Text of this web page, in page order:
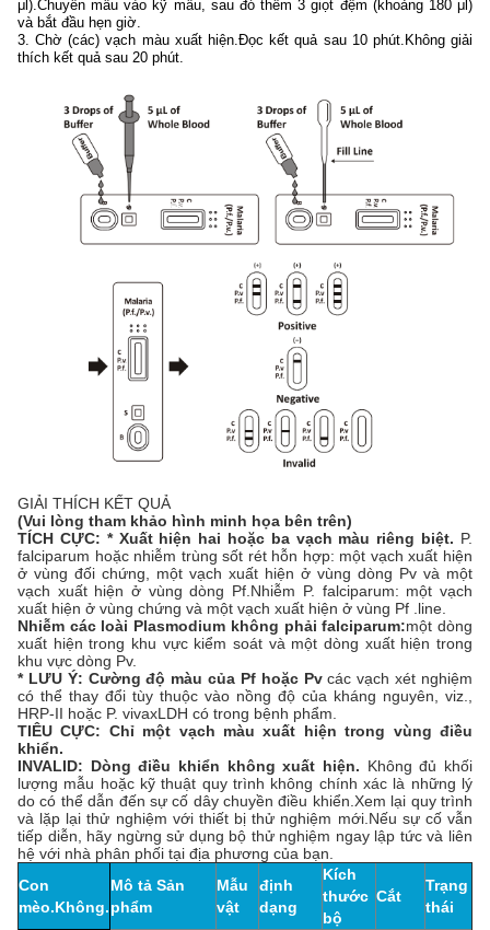
μl).Chuyển mẫu vào kỹ mẫu, sau đó thêm 3 giọt đệm (khoảng 180 μl)
và bắt đầu hẹn giờ.
3. Chờ (các) vạch màu xuất hiện.Đọc kết quả sau 10 phút.Không giải
thích kết quả sau 20 phút.
GIẢI THÍCH KẾT QUẢ
(Vui lòng tham khảo hình minh họa bên trên)
TÍCH CỰC: * Xuất hiện hai hoặc ba vạch màu riêng biệt. P.
falciparum hoặc nhiễm trùng sốt rét hỗn hợp: một vạch xuất hiện
ở vùng đối chứng, một vạch xuất hiện ở vùng dòng Pv và một
vạch xuất hiện ở vùng dòng Pf.Nhiễm P. falciparum: một vạch
xuất hiện ở vùng chứng và một vạch xuất hiện ở vùng Pf .line.
Nhiễm các loài Plasmodium không phải falciparum:một dòng
xuất hiện trong khu vực kiểm soát và một dòng xuất hiện trong
khu vực dòng Pv.
* LƯU Ý: Cường độ màu của Pf hoặc Pvcác vạch xét nghiệm
có thể thay đổi tùy thuộc vào nồng độ của kháng nguyên, viz.,
HRP-II hoặc P. vivaxLDH có trong bệnh phẩm.
TIÊU CỰC: Chỉ một vạch màu xuất hiện trong vùng điều
khiển.
INVALID: Dòng điều khiển không xuất hiện. Không đủ khối
lượng mẫu hoặc kỹ thuật quy trình không chính xác là những lý
do có thể dẫn đến sự cố dây chuyền điều khiển.Xem lại quy trình
và lặp lại thử nghiệm với thiết bị thử nghiệm mới.Nếu sự cố vẫn
tiếp diễn, hãy ngừng sử dụng bộ thử nghiệm ngay lập tức và liên
hệ với nhà phân phối tại địa phương của bạn.
Con
mèo.Không.
Mô tả Sản
phẩm
Mẫu
vật
định
dạng
Kích
thước
bộ
Cắt
Trạng
thái